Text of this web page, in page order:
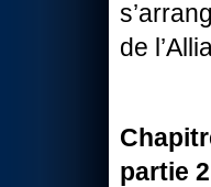
de
partie 2